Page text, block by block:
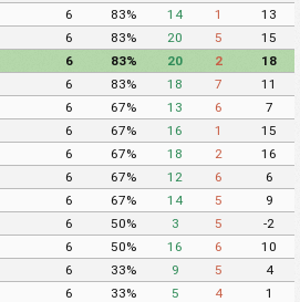
6 83% 14 1
13
6 83% 20 5
15
6 83% 20 2
18
6 83% 18 7
11
6 67% 13 6
7
6 67% 16 1
15
6 67% 18 2
16
6 67% 12 6
6
6 67% 14 5
9
6 50% 3 5
-2
6 50% 16 6
10
6 33% 9 5
4
6 33% 5 4
1